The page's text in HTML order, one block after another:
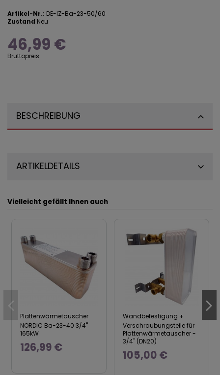
Artikel-Nr.: DE-IZ-Ba-23-50/60
Zustand Neu
46,99 €
Bruttopreis
BESCHREIBUNG
ARTIKELDETAILS
Vielleicht gefällt Ihnen auch
Plattenwärmetauscher
NORDIC Ba-23-40 3/4"
165kW
126,99 €
Wandbefestigung +
Verschraubungsteile für
Plattenwärmetauscher -
3/4" (DN20)
105,00 €